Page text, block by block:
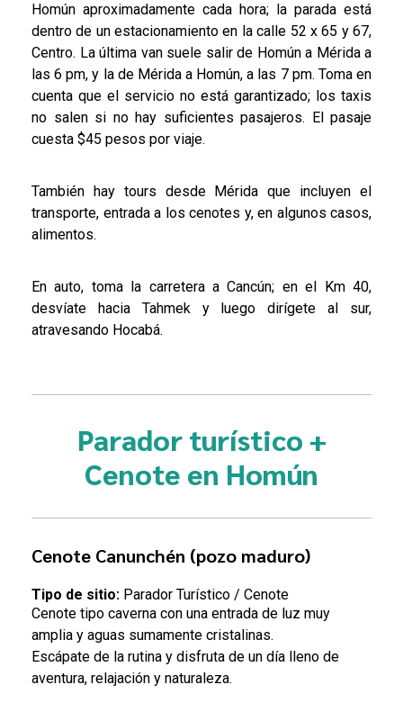
Homún aproximadamente cada hora; la parada está
dentro de un estacionamiento en la calle 52 x 65 y 67,
Centro. La última van suele salir de Homún a Mérida a
las 6 pm, y la de Mérida a Homún, a las 7 pm. Toma en
cuenta que el servicio no está garantizado; los taxis
no salen si no hay suficientes pasajeros. El pasaje
cuesta $45 pesos por viaje.
También hay tours desde Mérida que incluyen el
transporte, entrada a los cenotes y, en algunos casos,
alimentos.
En auto, toma la carretera a Cancún; en el Km 40,
desvíate hacia Tahmek y luego dirígete al sur,
atravesando Hocabá.
Parador turístico +
Cenote en Homún
Cenote Canunchén (pozo maduro)
Tipo de sitio: Parador Turístico / Cenote
Cenote tipo caverna con una entrada de luz muy
amplia y aguas sumamente cristalinas.
Escápate de la rutina y disfruta de un día lleno de
aventura, relajación y naturaleza.